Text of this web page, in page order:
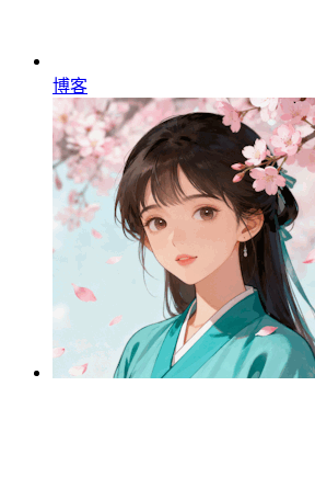
博客